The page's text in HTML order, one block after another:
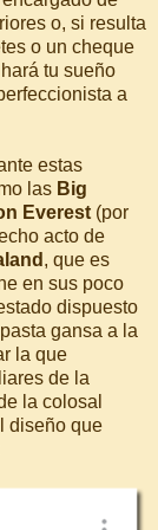
o, si resulta
o un cheque
tu sueño
a
estas
las Big
Everest (por
acto de
, que es
en sus poco
dispuesto
gansa a la
la que
de la
la colosal
diseño que